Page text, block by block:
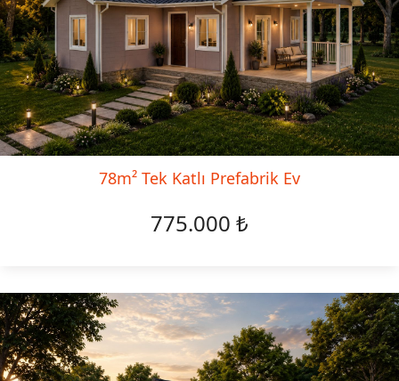
78m² Tek Katlı Prefabrik Ev
775.000 ₺